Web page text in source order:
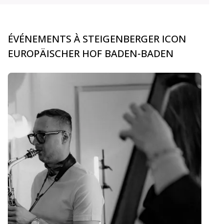
ÉVÉNEMENTS À STEIGENBERGER ICON
EUROPÄISCHER HOF BADEN-BADEN
carousel.aria_current_slide